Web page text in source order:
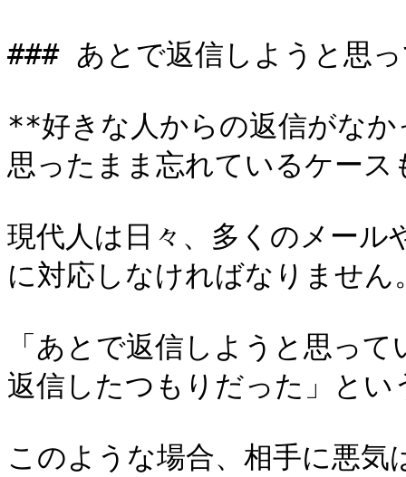
### あとで返信しようと思
**好きな人からの返信がな
思ったまま忘れているケー
現代人は日々、多くのメール
に対応しなければなりません
「あとで返信しようと思っ
返信したつもりだった」と
このような場合、相手に悪